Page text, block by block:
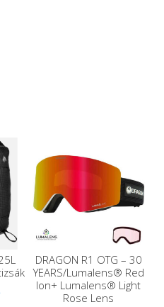
DRAGON R1 OTG – 30
YEARS/Lumalens® Red
Ion+ Lumalens® Light
Rose Lens